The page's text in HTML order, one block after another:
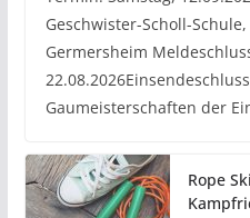
Geschwister-Scholl-
Germersheim
Gaumeisterschaften der
Rope